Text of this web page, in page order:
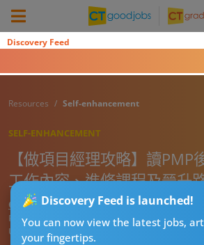
Discovery Feed
Discovery Feed is launched!
You can now view the latest jobs,
your fingertips.
Resources Self-enhancement
SELF-ENHANCEMENT
【做項目經理攻略】讀PMP
工作內容、進修課程及晉升
CT進修導師阿J
Published:
2026-08-03 08:00
Updated:
2026-08-03 08:00